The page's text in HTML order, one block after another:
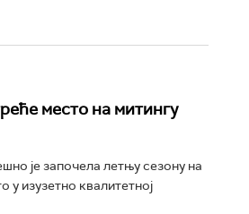
место на митингу
је започела летњу сезону на
у изузетно квалитетној